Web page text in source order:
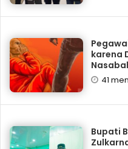
karena
41
Bupati